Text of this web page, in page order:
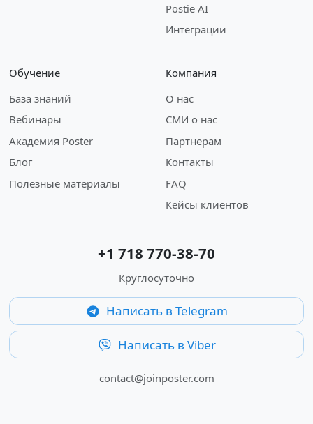
Postie AI
Интеграции
Обучение
База знаний
Вебинары
Академия Poster
Блог
Полезные материалы
Компания
О нас
СМИ о нас
Партнерам
Контакты
FAQ
Кейсы клиентов
+1 718 770-38-70
Круглосуточно
Написать в Telegram
Написать в Viber
contact@joinposter.com